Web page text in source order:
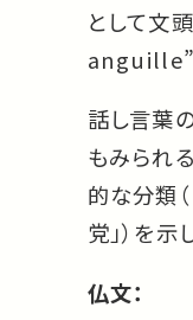
として文
anguille”
話し言葉
もみられ
的な分類（
党」）を示
仏文：